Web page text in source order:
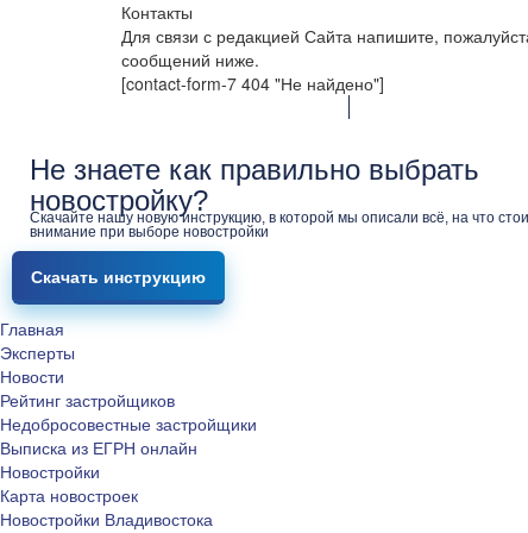
Контакты
Для связи с редакцией Сайта напишите,
сообщений ниже.
[contact-form-7 404 "Не найдено"]
Не знаете как правильно выбрать
новостройку?
Скачайте нашу новую инструкцию, в которой мы описали всё, на что
внимание при выборе новостройки
Скачать инструкцию
Главная
Эксперты
Новости
Рейтинг застройщиков
Недобросовестные застройщики
Выписка из ЕГРН онлайн
Новостройки
Карта новостроек
Новостройки Владивостока